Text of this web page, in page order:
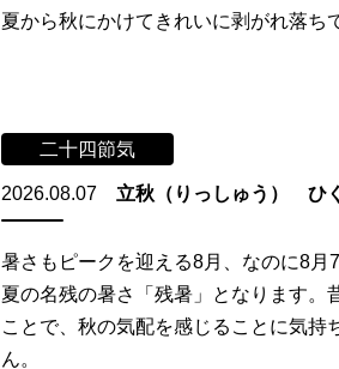
夏から秋にかけてきれいに剥がれ落ち
二十四節気
2026.08.07 立秋（りっしゅう） ひ
暑さもピークを迎える8月、なのに8月
夏の名残の暑さ「残暑」となります。
ことで、秋の気配を感じることに気持
ん。